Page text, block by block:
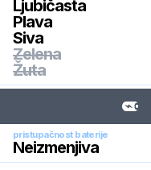
Ljubičasta
Plava
Siva
Zelena
Žuta
pristupačnost baterije
Neizmenjiva